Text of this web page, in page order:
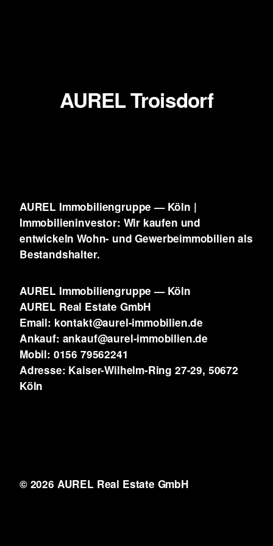
AUREL Troisdorf
AUREL Immobiliengruppe — Köln |
Immobilieninvestor: Wir kaufen und
entwickelnWohn- und Gewerbeimmobilien als
Bestandshalter.
AUREL Immobiliengruppe — Köln
AUREL Real Estate GmbH
Email: kontakt@aurel-immobilien.de
Ankauf: ankauf@aurel-immobilien.de
Mobil: 0156 79562241
Adresse: Kaiser-Wilhelm-Ring 27-29, 50672
Köln
© 2026 AUREL Real Estate GmbH